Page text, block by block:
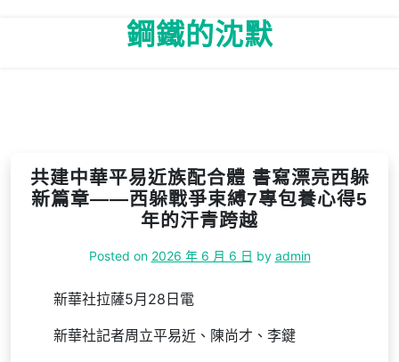
鋼鐵的沈默
共建中華平易近族配合體 書寫漂亮西躲
新篇章——西躲戰爭束縛7專包養心得5
年的汗青跨越
Posted on 2026 年 6 月 6 日 by admin
新華社拉薩5月28日電
新華社記者周立平易近、陳尚才、李鍵